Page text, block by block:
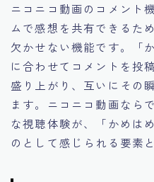
ニコニコ動画のコメント
ムで感想を共有できるた
欠かせない機能です。「
に合わせてコメントを投
盛り上がり、互いにその
ます。ニコニコ動画なら
な視聴体験が、「かめは
のとして感じられる要素